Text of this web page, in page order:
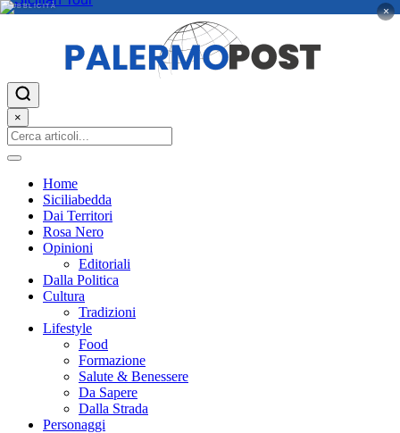
PUBBLICITÀ ×
×
Home
Siciliabedda
Dai Territori
Rosa Nero
Opinioni
Editoriali
Dalla Politica
Cultura
Tradizioni
Lifestyle
Food
Formazione
Salute & Benessere
Da Sapere
Dalla Strada
Personaggi